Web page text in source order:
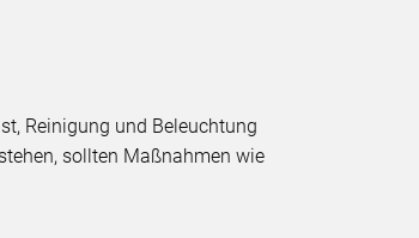
Reinigung und Beleuchtung
sollten Maßnahmen wie